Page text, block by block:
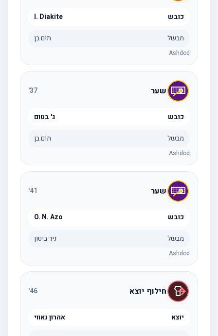
כובש I. Diakite
מבשל תום בן
Ashdod
שער 37
'
כובש ג' בטום
מבשל תום בן
Ashdod
שער 41
'
כובש O. N. Azo
מבשל ניר ביטון
Ashdod
חילוף יוצא 46
'
יוצא אהרון נאווי